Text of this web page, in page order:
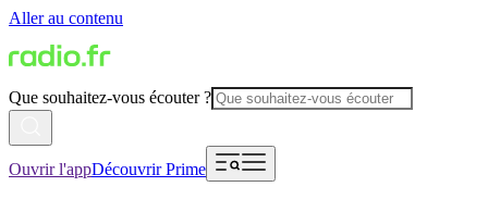
Aller au contenu
Que souhaitez-vous écouter ?
Ouvrir l'appDécouvrir Prime